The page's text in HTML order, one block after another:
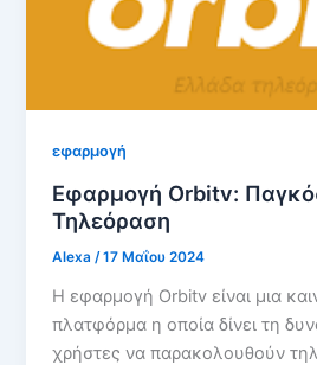
εφαρμογή
Εφαρμογή Orbitv:
Τηλεόραση
Alexa/17 Μαΐου 2024
Η εφαρμογή Orbitv είναι μια
πλατφόρμα η οποία δίνει τη
χρήστες να παρακολουθούν